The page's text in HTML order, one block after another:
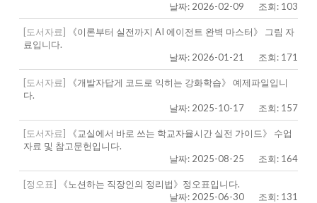
날짜: 2026-02-09
조회: 103
[도서자료]
《이론부터 실전까지 AI 에이전트 완벽 마스터》 그림 자
료입니다.
날짜: 2026-01-21
조회: 171
[도서자료]
《개발자답게 코드로 익히는 강화학습》 예제파일입니
다.
날짜: 2025-10-17
조회: 157
[도서자료]
《교실에서 바로 쓰는 학교자율시간 실전 가이드》 수업
자료 및 참고문헌입니다.
날짜: 2025-08-25
조회: 164
[정오표]
《노션하는 직장인의 정리법》정오표입니다.
날짜: 2025-06-30
조회: 131